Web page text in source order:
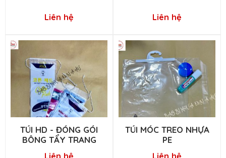
Liên hệ Liên hệ
TÚI HD - ĐÓNG GÓI
BÔNG TẨY TRANG
Liên hệ
TÚI MÓC TREO NHỰA
PE
Liên hệ